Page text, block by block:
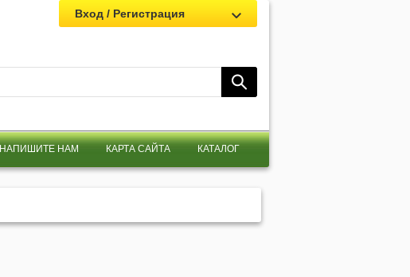
Вход / Регистрация
НАПИШИТЕ НАМ КАРТА САЙТА КАТАЛОГ